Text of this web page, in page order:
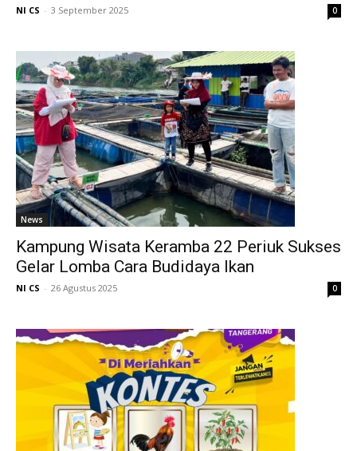
NI CS - 3 September 2025 0
News
Kampung Wisata Keramba 22 Periuk Sukses
Gelar Lomba Cara Budidaya Ikan
NI CS - 26 Agustus 2025 0